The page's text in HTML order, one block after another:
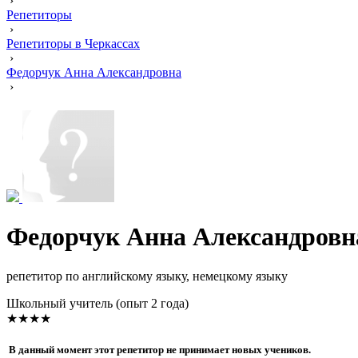
Репетиторы
›
Репетиторы в Черкассах
›
Федорчук Анна Александровна
›
Федорчук Анна
репетитор по английскому языку, немецкому языку
Школьный учитель (опыт 2 года)
★★★★
В данный момент этот репетитор не принимает новых учеников.